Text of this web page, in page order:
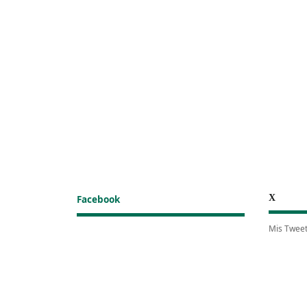
Facebook X
Mis